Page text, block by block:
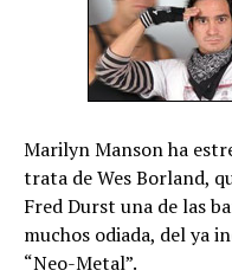
Marilyn Manson ha
trata de Wes Borland,
Fred Durst una de las
muchos odiada, del ya
“Neo-Metal”.